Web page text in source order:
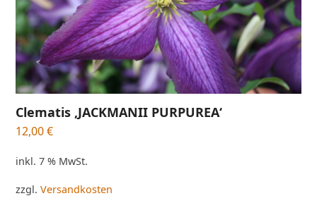
Clematis ‚JACKMANII PURPUREA‘
12,00€
inkl. 7 % MwSt.
zzgl.Versandkosten